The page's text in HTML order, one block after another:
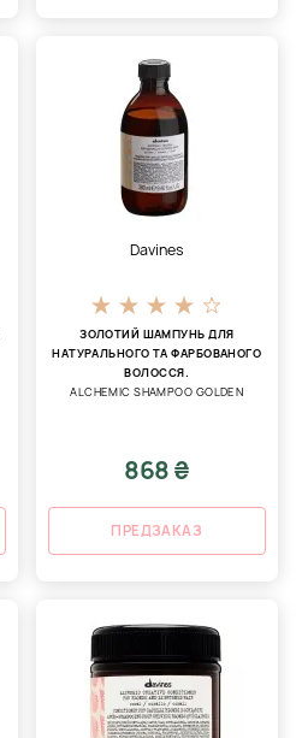
Davines
ЗОЛОТИЙ ШАМПУНЬ ДЛЯ
НАТУРАЛЬНОГО ТА ФАРБОВАНОГО
ВОЛОССЯ.
ALCHEMIC SHAMPOO GOLDEN
868 ₴
ПРЕДЗАКАЗ